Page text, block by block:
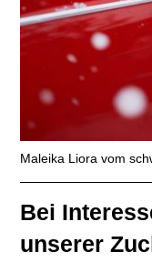
Maleika Liora vom
Bei
unserer